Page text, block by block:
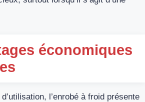
économiques
l’enrobé à froid présente